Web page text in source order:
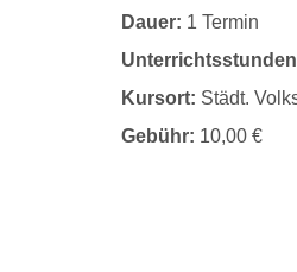
Dauer: 1 Termin
Kursort: Städt.
Gebühr: 10,00 €